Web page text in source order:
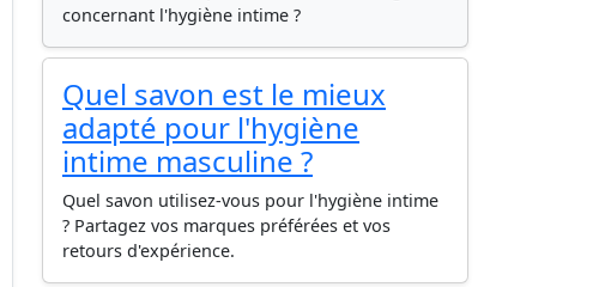
concernant l'hygiène intime ?
Quel savon est le mieux
adapté pour l'hygiène
intime masculine ?
Quel savon utilisez-vous pour l'hygiène intime
? Partagez vos marques préférées et vos
retours d'expérience.